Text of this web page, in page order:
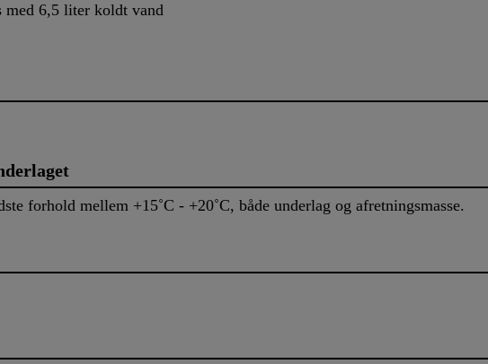
med 6,5 liter koldt vand
forhold mellem +15˚C - +20˚C, både underlag og afretningsmasse.